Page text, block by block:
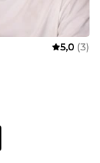
5,0 (3)